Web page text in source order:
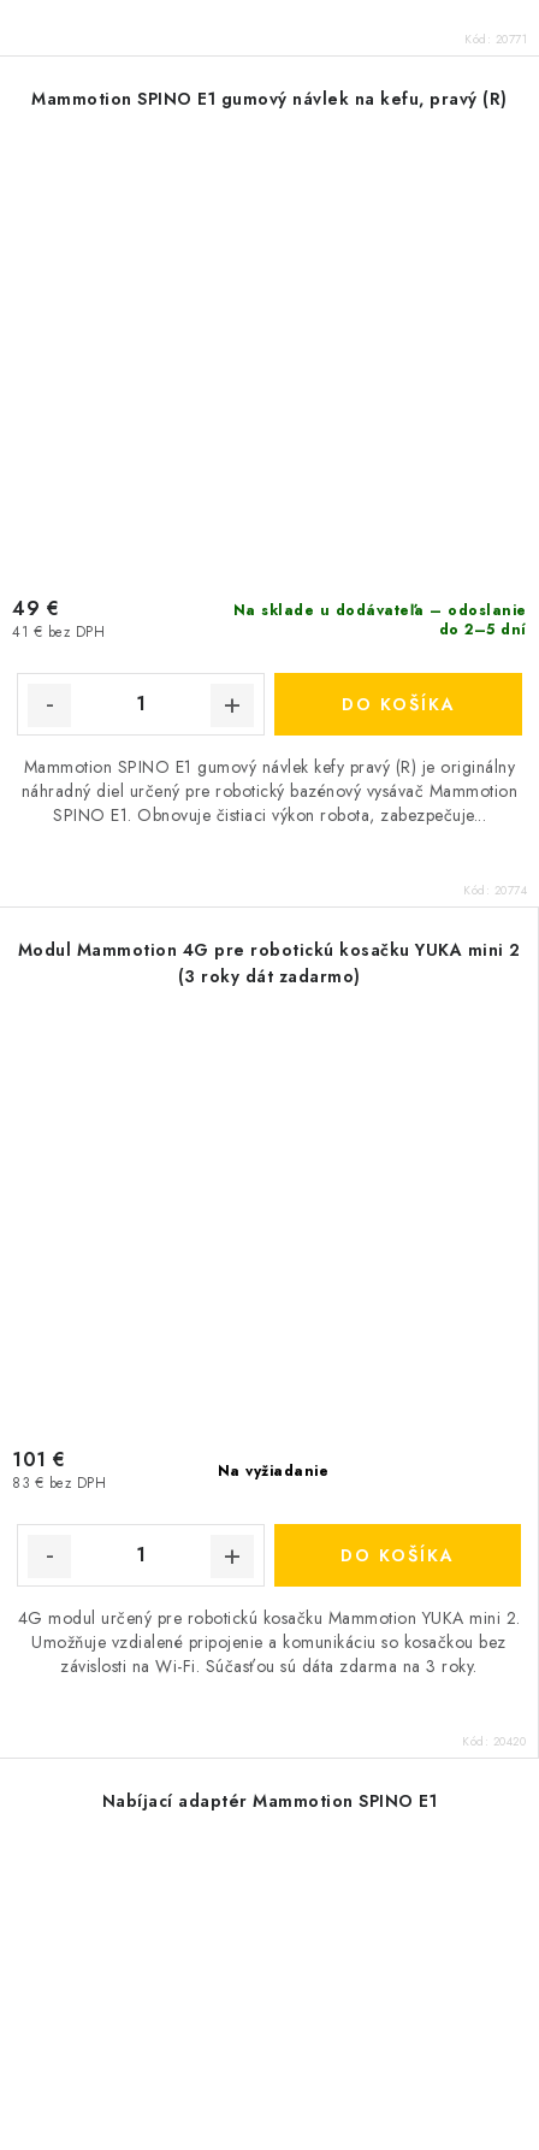
Kód: 20771
Mammotion SPINO E1 gumový návlek na kefu, pravý (R)
Na sklade u dodávateľa – odoslanie
do 2–5 dní
41 € bez DPH
49 €
DO KOŠÍKA
Mammotion SPINO E1 gumový návlek kefy pravý (R) je originálny
náhradný diel určený pre robotický bazénový vysávač Mammotion
SPINO E1. Obnovuje čistiaci výkon robota, zabezpečuje...
Kód: 20774
Modul Mammotion 4G pre robotickú kosačku YUKA mini 2
(3 roky dát zadarmo)
Na vyžiadanie
83 € bez DPH
101 €
DO KOŠÍKA
4G modul určený pre robotickú kosačku Mammotion YUKA mini 2.
Umožňuje vzdialené pripojenie a komunikáciu so kosačkou bez
závislosti na Wi-Fi. Súčasťou sú dáta zdarma na 3 roky.
Kód: 20420
Nabíjací adaptér Mammotion SPINO E1